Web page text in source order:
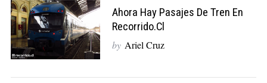
Ahora Hay Pasajes De Tren En
Recorrido.cl
by Ariel Cruz